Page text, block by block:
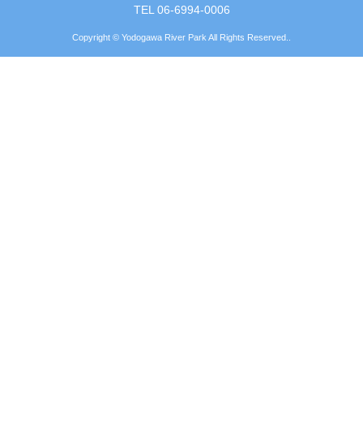
TEL 06-6994-0006
Copyright © Yodogawa River Park All Rights Reserved..